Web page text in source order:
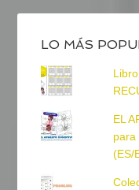
LO MÁS
EL
para
(ES/